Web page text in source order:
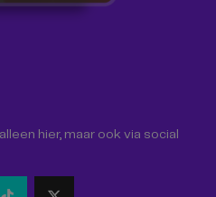
hier, maar ook via social